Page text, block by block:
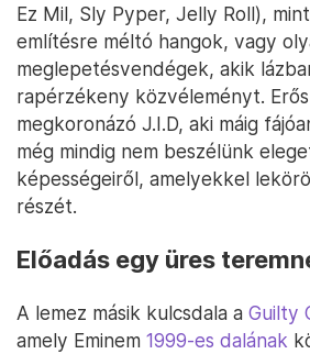
Ez Mil, Sly Pyper, Jelly Roll),
említésre méltó hangok, vagy
meglepetésvendégek, akik
rapérzékeny közvéleményt.
megkoronázó J.I.D, aki máig
még mindig nem beszélünk
képességeiről, amelyekkel
részét.
Előadás egy üres
A lemez másik kulcsdala a Guilty
amely Eminem 1999-es dalának